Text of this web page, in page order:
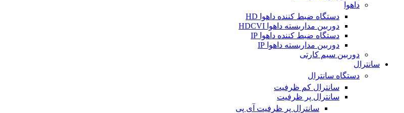
داهوا
دستگاه ضبط کننده داهوا HD
دوربین مداربسته داهوا HDCVI
دستگاه ضبط کننده داهوا IP
دوربین مداربسته داهوا IP
دوربین سیم کارتی
سانترال
دستگاه سانترال
سانترال کم ظرفیت
سانترال پر ظرفیت
سانترال پر ظرفیت آی پی